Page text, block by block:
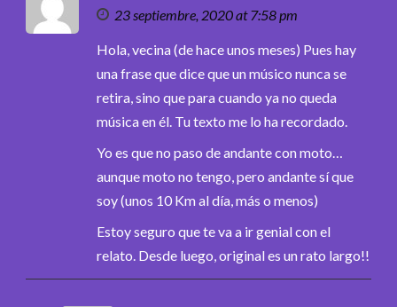
23 septiembre, 2020 at 7:58 pm
Hola, vecina (de hace unos meses) Pues hay
una frase que dice que un músico nunca se
retira, sino que para cuando ya no queda
música en él. Tu texto me lo ha recordado.
Yo es que no paso de andante con moto…
aunque moto no tengo, pero andante sí que
soy (unos 10 Km al día, más o menos)
Estoy seguro que te va a ir genial con el
relato. Desde luego, original es un rato largo!!